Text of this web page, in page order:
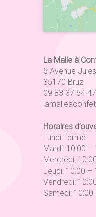
La Malle à
5 Avenue
35170 Bruz
09 83 37 64 47
Horaires
Lundi: fermé
Mardi: 10:00 –
Mercredi:
Jeudi: 10:00 –
Vendredi:
Samedi: